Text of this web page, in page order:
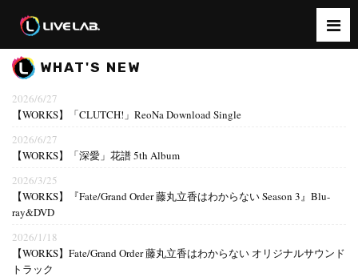
WHAT'S NEW
2026/6/27
【WORKS】「CLUTCH!」ReoNa Download Single
2026/6/27
【WORKS】「深愛」花譜 5th Album
2026/3/25
【WORKS】『Fate/Grand Order 藤丸立香はわからない Season 3』Blu-
ray&DVD
2026/1/18
【WORKS】Fate/Grand Order 藤丸立香はわからない オリジナルサウンド
トラック